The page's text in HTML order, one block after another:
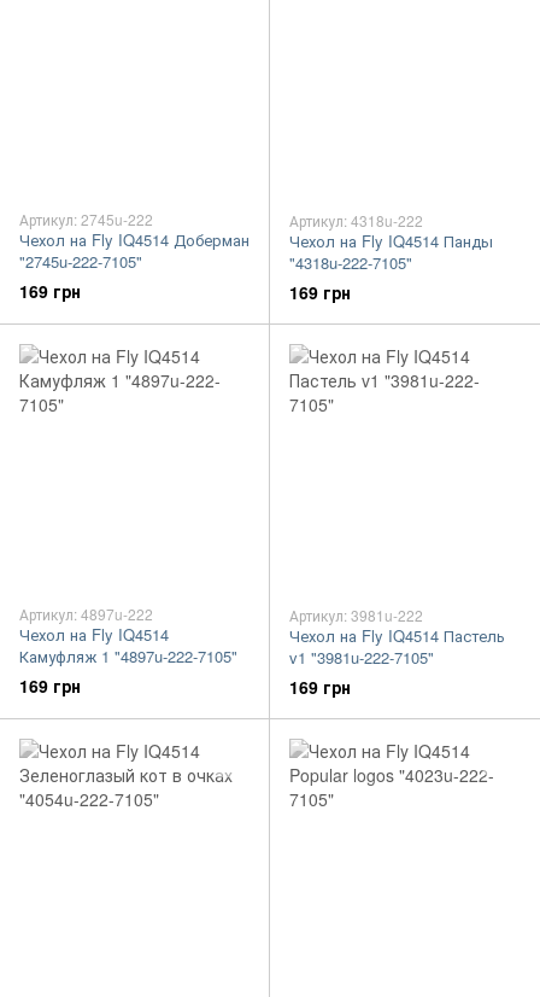
Артикул: 2745u-222
Чехол на Fly IQ4514 Доберман
"2745u-222-7105"
169 грн
Артикул: 4318u-222
Чехол на Fly IQ4514 Панды
"4318u-222-7105"
169 грн
Артикул: 4897u-222
Чехол на Fly IQ4514
Камуфляж 1 "4897u-222-7105"
169 грн
Артикул: 3981u-222
Чехол на Fly IQ4514 Пастель
v1 "3981u-222-7105"
169 грн